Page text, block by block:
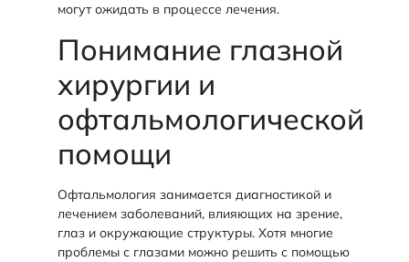
могут ожидать в процессе лечения.
Понимание глазной
хирургии и
офтальмологической
помощи
Офтальмология занимается диагностикой и
лечением заболеваний, влияющих на зрение,
глаз и окружающие структуры. Хотя многие
проблемы с глазами можно решить с помощью